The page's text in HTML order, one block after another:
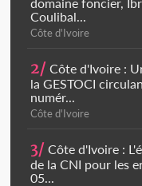
Coulibal...
Côte d'Ivoire
2/ Côte d'Ivoire :
la GESTOCI
numér...
Côte d'Ivoire
3/ Côte d'Ivoire :
de la CNI pour les
05...